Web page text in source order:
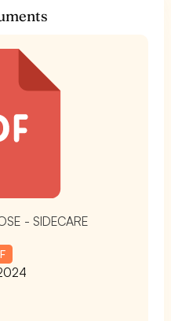
- SIDECARE